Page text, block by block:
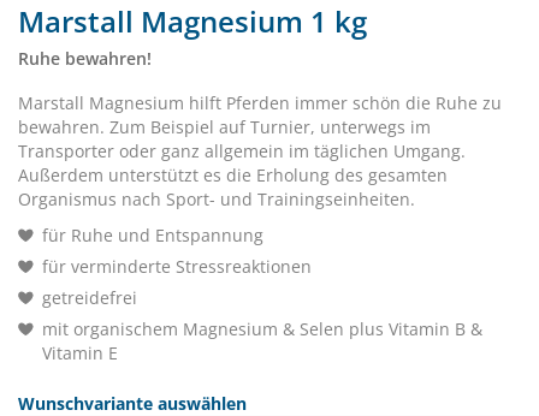
Marstall Magnesium 1 kg
Ruhe bewahren!
Marstall Magnesium hilft Pferden immer schön die Ruhe zu
bewahren. Zum Beispiel auf Turnier, unterwegs im
Transporter oder ganz allgemein im täglichen Umgang.
Außerdem unterstützt es die Erholung des gesamten
Organismus nach Sport- und Trainingseinheiten.
für Ruhe und Entspannung
für verminderte Stressreaktionen
getreidefrei
mit organischem Magnesium & Selen plus Vitamin B &
Vitamin E
Wunschvariante auswählen